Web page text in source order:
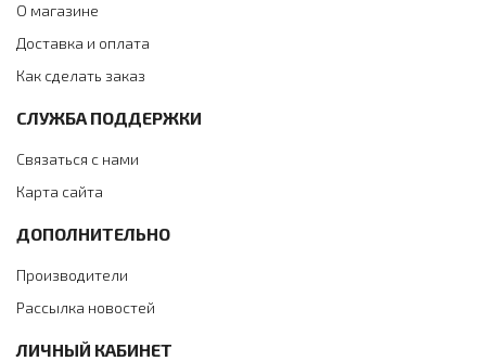
О магазине
Доставка и оплата
Как сделать заказ
СЛУЖБА ПОДДЕРЖКИ
Связаться с нами
Карта сайта
ДОПОЛНИТЕЛЬНО
Производители
Рассылка новостей
ЛИЧНЫЙ КАБИНЕТ